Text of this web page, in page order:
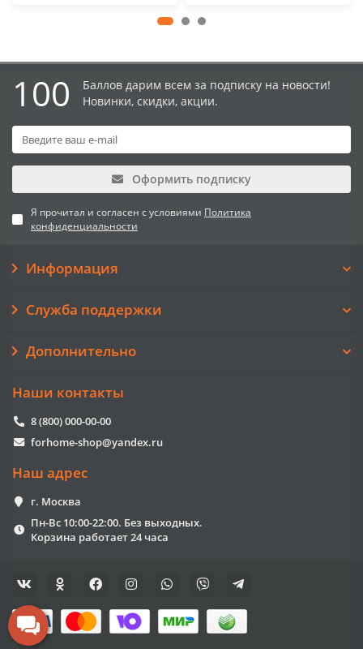
100
Баллов дарим всем за подписку на новости!
Новинки, скидки, акции.
Оформить подписку
Я прочитал и согласен с условиями Политика
конфиденциальности
Информация
Служба поддержки
Дополнительно
Наши контакты
8 (800) 000-00-00
forhome-shop@yandex.ru
Наш адрес
г. Москва
Пн-Вс 10:00-22:00. Без выходных.
Корзина работает 24 часа